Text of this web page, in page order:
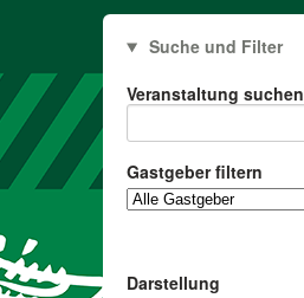
Suche und Filter
Veranstaltung suchen
Gastgeber filtern
Darstellung